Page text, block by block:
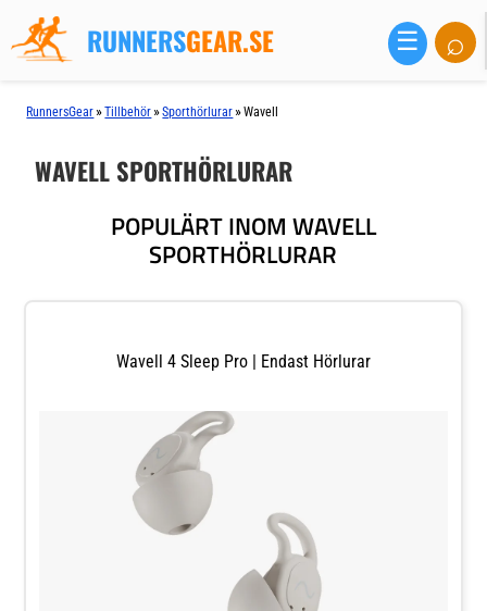
RUNNERSGEAR.SE ☰ ⌕
RunnersGear »Tillbehör »Sporthörlurar »Wavell
WAVELL SPORTHÖRLURAR
POPULÄRT INOM WAVELL
SPORTHÖRLURAR
Wavell 4 Sleep Pro | Endast Hörlurar